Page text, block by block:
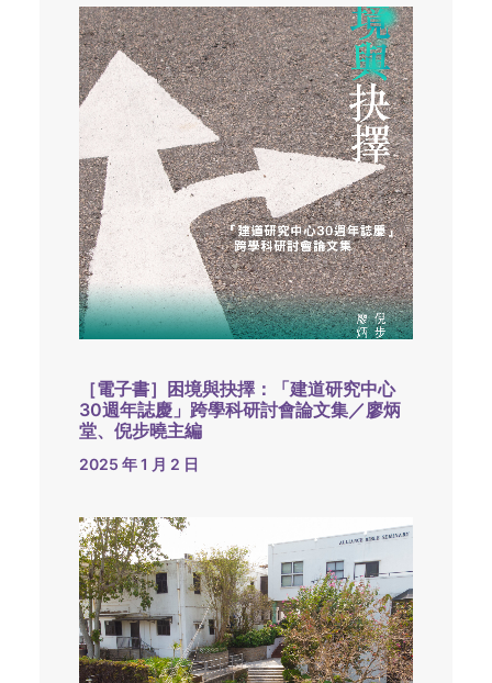
［電子書］困境與抉擇：「建道研究中心
30週年誌慶」跨學科研討會論文集／廖炳
堂、倪步曉主編
2025 年 1 月 2 日